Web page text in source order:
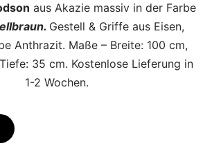
aus Akazie massiv in der Farbe
Gestell & Griffe aus Eisen,
Anthrazit. Maße – Breite: 100 cm,
35 cm. Kostenlose Lieferung in
1-2 Wochen.